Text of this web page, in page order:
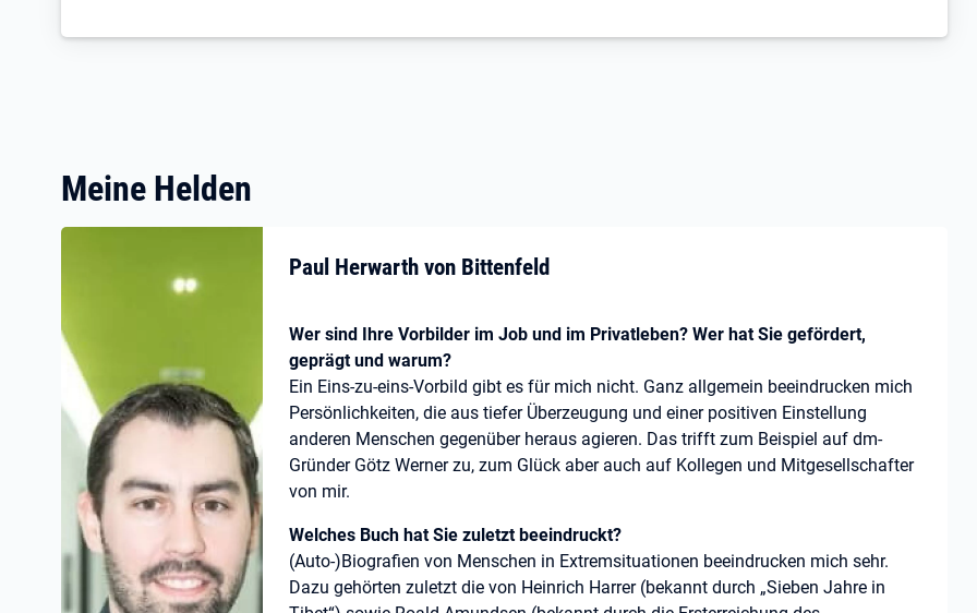
Meine Helden
Paul Herwarth von Bittenfeld
Wer sind Ihre Vorbilder im Job und im Privatleben? Wer hat Sie gefördert,
geprägt und warum?
Ein Eins-zu-eins-Vorbild gibt es für mich nicht. Ganz allgemein beeindrucken mich
Persönlichkeiten, die aus tiefer Überzeugung und einer positiven Einstellung
anderen Menschen gegenüber heraus agieren. Das trifft zum Beispiel auf dm-
Gründer Götz Werner zu, zum Glück aber auch auf Kollegen und Mitgesellschafter
von mir.
Welches Buch hat Sie zuletzt beeindruckt?
(Auto-)Biografien von Menschen in Extremsituationen beeindrucken mich sehr.
Dazu gehörten zuletzt die von Heinrich Harrer (bekannt durch „Sieben Jahre in